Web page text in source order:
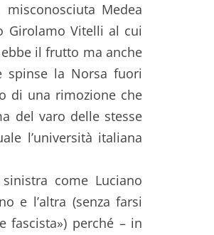
Medea
Girolamo Vitelli al cui
il frutto ma anche
spinse la Norsa fuori
di una rimozione che
del varo delle stesse
l’università italiana
come Luciano
e l’altra (senza farsi
fascista») perché – in